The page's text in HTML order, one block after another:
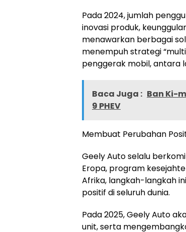
Pada 2024, jumlah
inovasi produk,
menawarkan berbagai
menempuh strategi
penggerak mobil, antara
Baca Juga : Ban Ki-
9 PHEV
Membuat Perubahan
Geely Auto selalu
Eropa, program
Afrika, langkah-langkah
positif di seluruh dunia.
Pada 2025, Geely Auto
unit, serta